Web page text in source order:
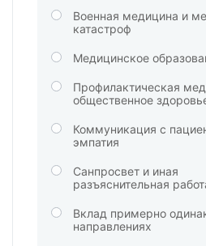
Военная медицина и
катастроф
Медицинское
Профилактическая
общественное
Коммуникация с
эмпатия
Санпросвет и иная
разъяснительная
Вклад примерно
направлениях